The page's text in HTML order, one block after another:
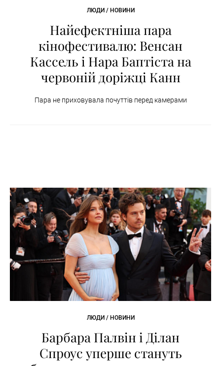
ЛЮДИ / НОВИНИ
Найефектніша пара
кінофестивалю: Венсан
Кассель і Нара Баптіста на
червоній доріжці Канн
Пара не приховувала почуттів перед камерами
ЛЮДИ / НОВИНИ
Барбара Палвін і Ділан
Спроус уперше стануть